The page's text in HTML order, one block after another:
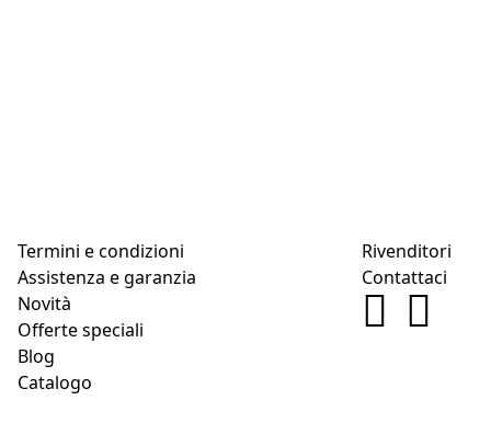
Termini e condizioni
Assistenza e garanzia
Novità
Offerte speciali
Blog
Catalogo
Rivenditori
Contattaci